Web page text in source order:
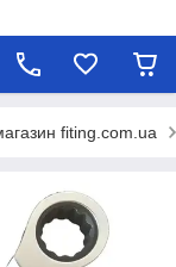
fiting.com.ua